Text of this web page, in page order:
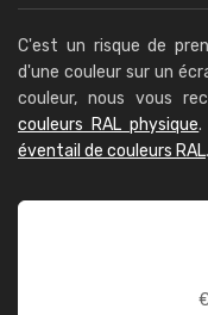
C'est un risque de
d'une couleur sur un
couleur, nous vous
couleurs RAL physique.
éventail de couleurs RAL.